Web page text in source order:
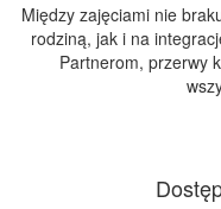
Między zajęciami nie
rodziną, jak i na
Partnerom, przerwy